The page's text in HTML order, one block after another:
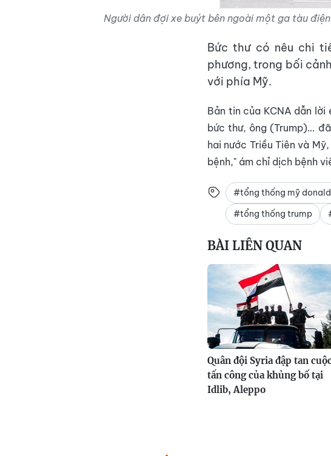
Người dân đợi xe buýt bên ngoài một ga tàu
Bức thư có nêu chi
phương, trong bối
với phía Mỹ.
Bản tin của KCNA dẫn lời
bức thư, ông (Trump)…
hai nước Triều Tiên và
bệnh," ám chỉ dịch bệnh
#tổng thống mỹ
#tổng thống trump
BÀI LIÊN QUAN
Quân đội Syria đập tan
tấn công của khủng bố tại
Idlib, Aleppo